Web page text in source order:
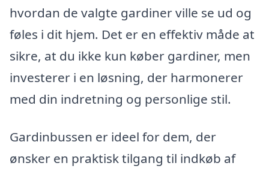
hvordan de valgte gardiner ville se ud og
føles i dit hjem. Det er en effektiv måde at
sikre, at du ikke kun køber gardiner, men
investerer i en løsning, der harmonerer
med din indretning og personlige stil.
Gardinbussen er ideel for dem, der
ønsker en praktisk tilgang til indkøb af